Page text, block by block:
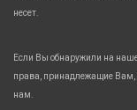
несет.
Если Вы обнаружили на
права, принадлежащие Вам,
нам.